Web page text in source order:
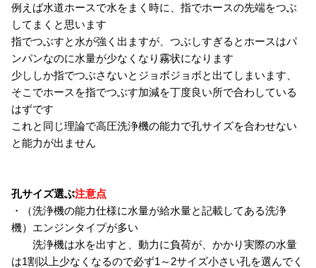
例えば水道ホースで水をまく時に、指でホースの先端をつぶ
してまくと思います
指でつぶすと水が強く出ますが、つぶしすぎるとホースはパ
ンパンなのに水量が少なくなり霧状になります
少ししか指でつぶさないとジョボジョボと出てしまいます、
そこでホースを指でつぶす加減を丁度良い所で合わしている
はずです
これと同じ理論で高圧洗浄機の能力で孔サイズを合わせない
と能力が出ません
孔サイズ選ぶ注意点
・（洗浄機の能力仕様に水量が給水量と記載してある洗浄
機）エンジンタイプが多い
洗浄機は水を出すと、動力に負荷が、かかり実際の水量
は1割以上少なくなるので必ず1～2サイズ小さい孔を選んでく